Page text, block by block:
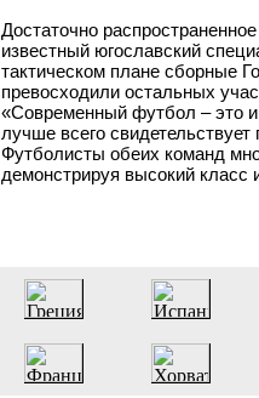
Достаточно
известный югославский
тактическом плане сборные
превосходили остальных
«Современный футбол – это
лучше всего
Футболисты обеих команд
демонстрируя высокий класс